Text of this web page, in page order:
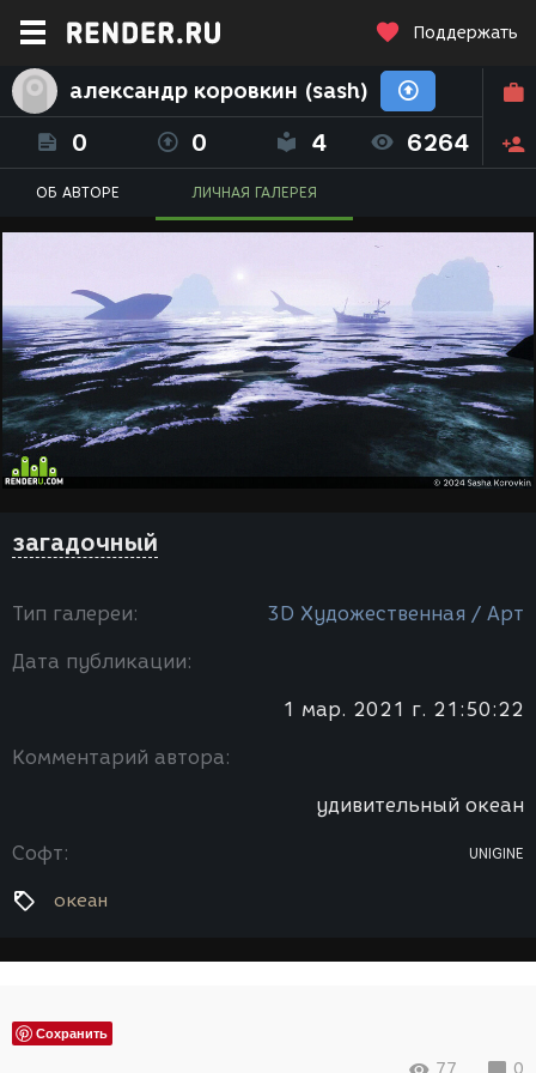
Поддержать
александр коровкин (sash)
0 0 4 6264
ОБ АВТОРЕ ЛИЧНАЯ ГАЛЕРЕЯ
загадочный
Тип галереи: 3D Художественная / Арт
Дата публикации:
1 мар. 2021 г. 21:50:22
Комментарий автора:
удивительный океан
Софт: UNIGINE
океан
Сохранить
77 0